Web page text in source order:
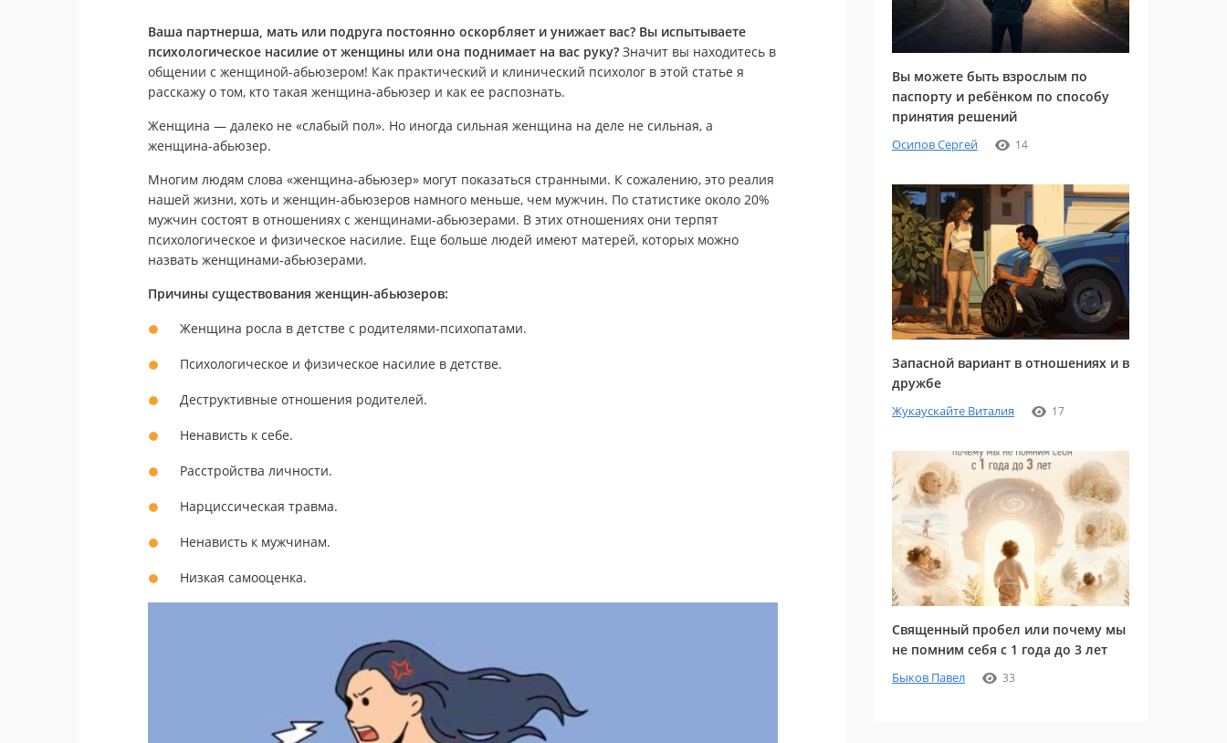
Ваша партнерша, мать или подруга постоянно оскорбляет и унижает вас? Вы испытываете
психологическое насилие от женщины или она поднимает на вас руку? Значит вы находитесь в
общении с женщиной-абьюзером! Как практический и клинический психолог в этой статье я
расскажу о том, кто такая женщина-абьюзер и как ее распознать.
Женщина — далеко не «слабый пол». Но иногда сильная женщина на деле не сильная, а
женщина-абьюзер.
Многим людям слова «женщина-абьюзер» могут показаться странными. К сожалению, это реалия
нашей жизни, хоть и женщин-абьюзеров намного меньше, чем мужчин. По статистике около 20%
мужчин состоят в отношениях с женщинами-абьюзерами. В этих отношениях они терпят
психологическое и физическое насилие. Еще больше людей имеют матерей, которых можно
назвать женщинами-абьюзерами.
Причины существования женщин-абьюзеров:
Женщина росла в детстве с родителями-психопатами.
Психологическое и физическое насилие в детстве.
Деструктивные отношения родителей.
Ненависть к себе.
Расстройства личности.
Нарциссическая травма.
Ненависть к мужчинам.
Низкая самооценка.
Вы можете быть взрослым по
паспорту и ребёнком по способу
принятия решений
Осипов Сергей 14
Запасной вариант в отношениях и в
дружбе
Жукаускайте Виталия 17
Священный пробел или почему мы
не помним себя с 1 года до 3 лет
Быков Павел 33